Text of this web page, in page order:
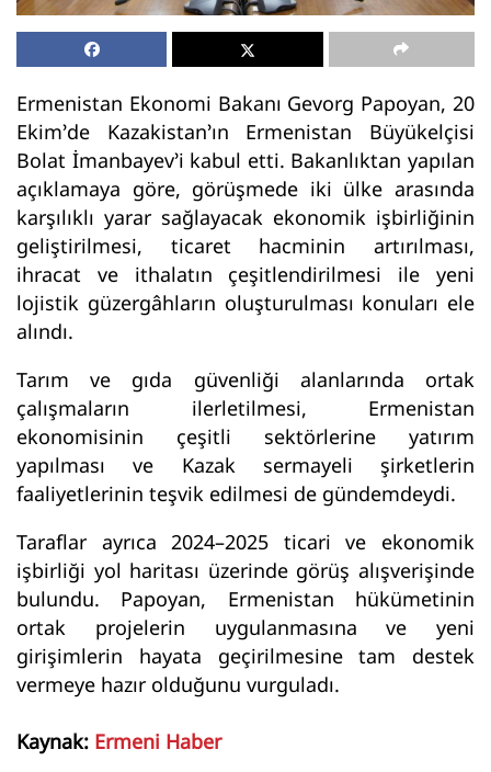
Ermenistan Ekonomi Bakanı Gevorg Papoyan, 20
Ekim’de Kazakistan’ın Ermenistan Büyükelçisi
Bolat İmanbayev’i kabul etti. Bakanlıktan yapılan
açıklamaya göre, görüşmede iki ülke arasında
karşılıklı yarar sağlayacak ekonomik işbirliğinin
geliştirilmesi, ticaret hacminin artırılması,
ihracat ve ithalatın çeşitlendirilmesi ile yeni
lojistik güzergâhların oluşturulması konuları ele
alındı.
Tarım ve gıda güvenliği alanlarında ortak
çalışmaların ilerletilmesi, Ermenistan
ekonomisinin çeşitli sektörlerine yatırım
yapılması ve Kazak sermayeli şirketlerin
faaliyetlerinin teşvik edilmesi de gündemdeydi.
Taraflar ayrıca 2024–2025 ticari ve ekonomik
işbirliği yol haritası üzerinde görüş alışverişinde
bulundu. Papoyan, Ermenistan hükümetinin
ortak projelerin uygulanmasına ve yeni
girişimlerin hayata geçirilmesine tam destek
vermeye hazır olduğunu vurguladı.
Kaynak: Ermeni Haber